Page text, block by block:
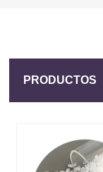
PRODUCTOS